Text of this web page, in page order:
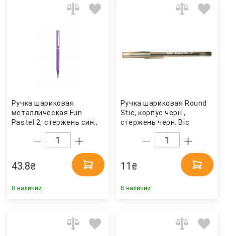
Ручка шариковая
металлическая Fun
Pastel 2, стержень син.,
корпус фиолет. Penmate
43.8₴
В наличии
Ручка шариковая Round
Stic, корпус черн.,
стержень черн. Bic
11 ₴
В наличии